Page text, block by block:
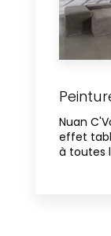
Nuan
effet
à toutes